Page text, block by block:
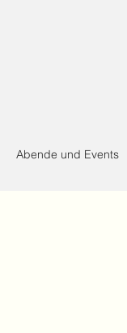
Abende und Events